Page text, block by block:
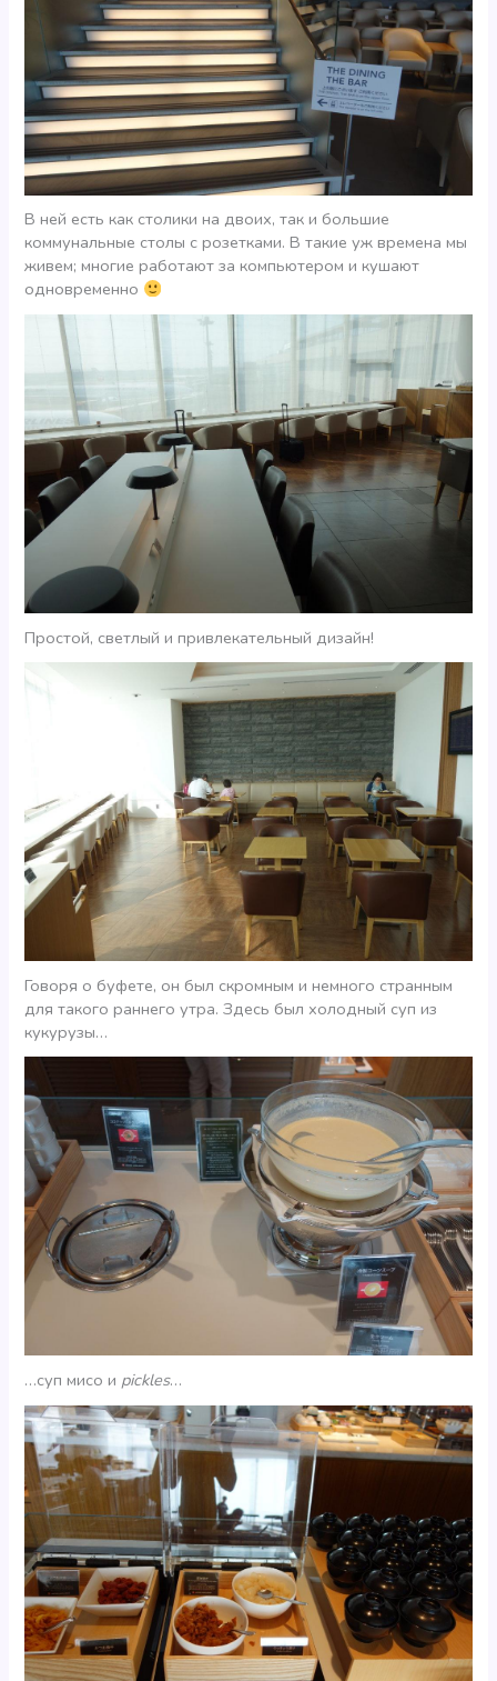
В ней есть как столики на двоих, так и большие
коммунальные столы с розетками. В такие уж времена мы
живем; многие работают за компьютером и кушают
одновременно
Простой, светлый и привлекательный дизайн!
Говоря о буфете, он был скромным и немного странным
для такого раннего утра. Здесь был холодный суп из
кукурузы…
…суп мисо и pickles…